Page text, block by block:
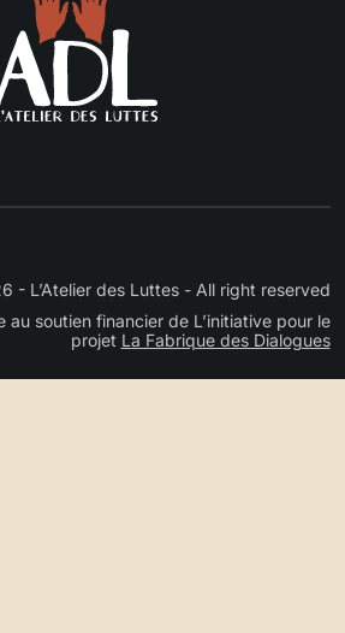
notre page LinkedIn (nouvelle
visiter notre page Facebook
- L’Atelier des Luttes - All right reserved
au soutien financier de L’initiative pour le
projet La Fabrique des Dialogues